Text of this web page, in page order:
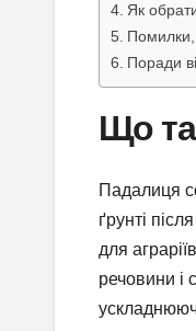
Як
Помилки,
Поради
Що
Падалиця
ґрунті
для
речовини і